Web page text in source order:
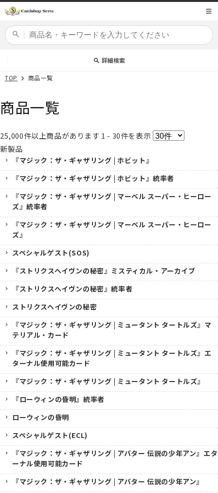
ンツに
詳細検索
商品コード
カードセット
TOP 商品一覧
商品一覧
25,000件以上商品があります 1 - 30件を表示
新製品
『マジック：ザ・ギャザリング | ホビット』
『マジック：ザ・ギャザリング | ホビット』統率者
『マジック：ザ・ギャザリング | マーベル スーパー・ヒーロー
ズ』統率者
『マジック：ザ・ギャザリング | マーベル スーパー・ヒーロー
ズ』
スペシャルゲスト(SOS)
『ストリクスヘイヴンの秘密』ミスティカル・アーカイブ
『ストリクスヘイヴンの秘密』統率者
ストリクスヘイヴンの秘密
『マジック：ザ・ギャザリング | ミュータント タートルズ』マ
テリアル・カード
『マジック：ザ・ギャザリング | ミュータント タートルズ』エ
ターナル使用可能カード
『マジック：ザ・ギャザリング | ミュータント タートルズ』
『ローウィンの昏明』統率者
ローウィンの昏明
スペシャルゲスト(ECL)
『マジック：ザ・ギャザリング | アバター 伝説の少年アン』エタ
ーナル使用可能カード
『マジック：ザ・ギャザリング | アバター 伝説の少年アン』